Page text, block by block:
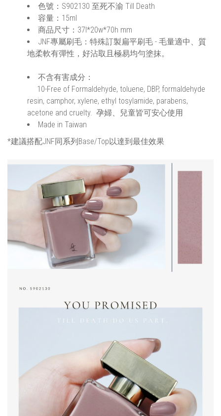
色號：S902130 至死不渝 Till Death
容量：15ml
商品尺寸：37l*20w*70h mm
JNF專屬刷毛：特殊訂製扁平刷毛 - 毛量適中、質
地柔軟有彈性，好沾取且極易均勻塗抹。
不含有害成分：
10-Free of Formaldehyde, toluene, DBP, formaldehyde
resin, camphor, xylene, ethyl tosylamide, parabens,
acetone and cruelty. 孕婦、兒童皆可安心使用
Made in Taiwan
*建議搭配JNF同系列Base/Top以達到最佳效果